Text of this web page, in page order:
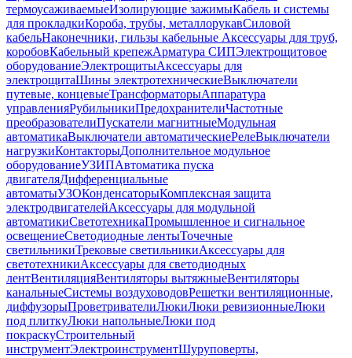
термоусаживаемыеИзолирующие зажимыКабель и системы
для прокладкиКороба, трубы, металлорукавСиловой
кабельНаконечники, гильзы кабельные Аксессуары для труб,
коробовКабельный крепежАрматура СИПЭлектрощитовое
оборудованиеЭлектрощитыАксессуары для
электрощитаШины электротехническиеВыключатели
путевые, концевыеТрансформаторыАппаратура
управленияРубильникиПредохранителиЧастотные
преобразователиПускатели магнитныеМодульная
автоматикаВыключатели автоматическиеРелеВыключатели
нагрузкиКонтакторыДополнительное модульное
оборудованиеУЗИПАвтоматика пуска
двигателяДифференциальные
автоматыУЗОКонденсаторыКомплексная защита
электродвигателейАксессуары для модульной
автоматикиСветотехникаПромышленное и сигнальное
освещениеСветодиодные лентыТочечные
светильникиТрековые светильникиАксессуары для
светотехникиАксессуары для светодиодных
лентВентиляцияВентиляторы вытяжныеВентиляторы
канальныеСистемы воздуховодовРешетки вентиляционные,
диффузорыПроветривателиЛюкиЛюки ревизионныеЛюки
под плиткуЛюки напольныеЛюки под
покраскуСтроительный
инструментЭлектроинструментШуруповерты,